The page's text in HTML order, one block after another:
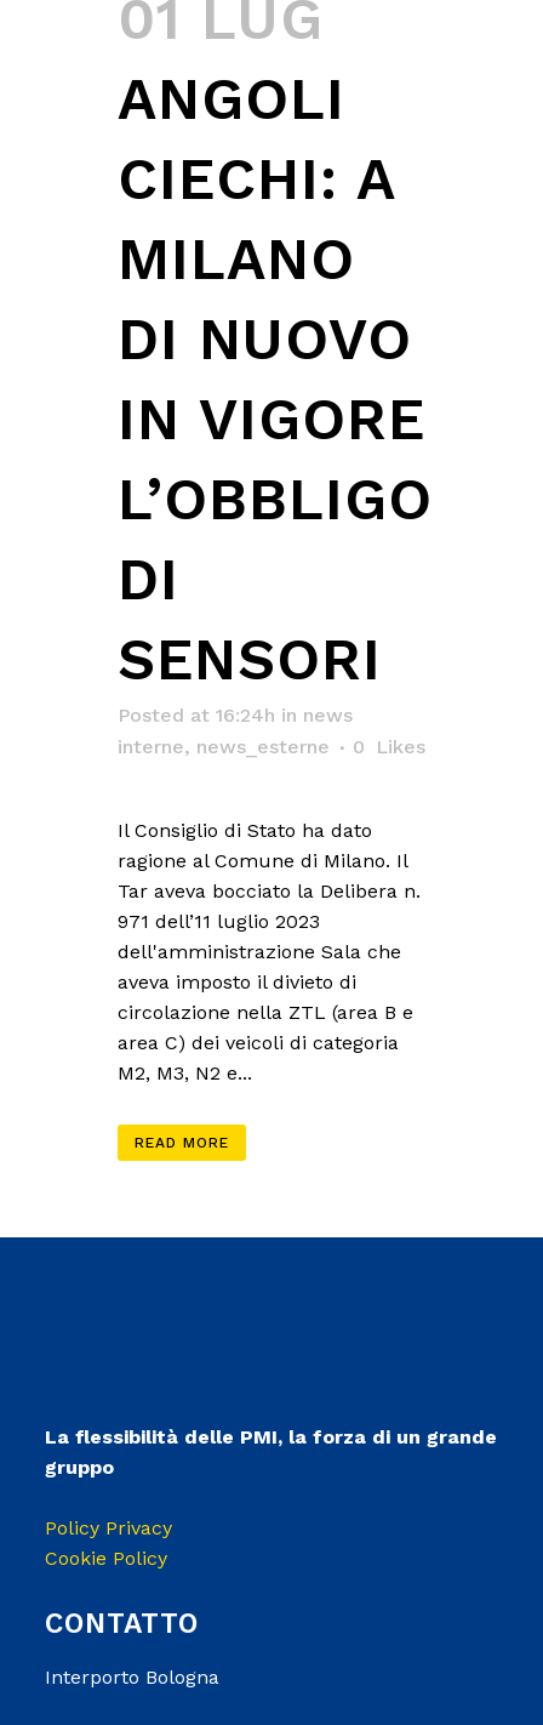
01 LUG
ANGOLI
CIECHI: A
MILANO
DI NUOVO
IN VIGORE
L’OBBLIGO
DI
SENSORI
Posted at 16:24h in news
interne, news_esterne 0 Likes
Il Consiglio di Stato ha dato
ragione al Comune di Milano. Il
Tar aveva bocciato la Delibera n.
971 dell’11 luglio 2023
dell'amministrazione Sala che
aveva imposto il divieto di
circolazione nella ZTL (area B e
area C) dei veicoli di categoria
M2, M3, N2 e...
READ MORE
La flessibilità delle PMI, la forza di un grande
gruppo
Policy Privacy
Cookie Policy
CONTATTO
Interporto Bologna